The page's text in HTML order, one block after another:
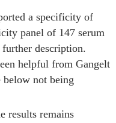
a specificity of
panel of 147 serum
description.
helpful from Gangelt
not being
results remains